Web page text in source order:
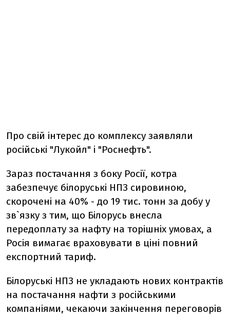
Про свій інтерес до комплексу заявляли
російські "Лукойл" і "Роснефть".
Зараз постачання з боку Росії, котра
забезпечує білоруські НПЗ сировиною,
скорочені на 40% - до 19 тис. тонн за добу у
зв`язку з тим, що Білорусь внесла
передоплату за нафту на торішніх умовах, а
Росія вимагає враховувати в ціні повний
експортний тариф.
Білоруські НПЗ не укладають нових контрактів
на постачання нафти з російськими
компаніями, чекаючи закінчення переговорів